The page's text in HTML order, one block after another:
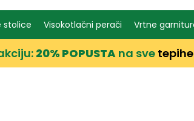
stolice Visokotlačni perači Vrtne
20% POPUSTA na sve tepihe